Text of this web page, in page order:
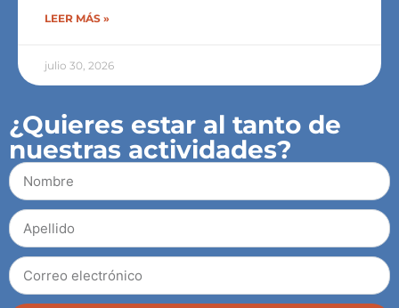
LEER MÁS »
julio 30, 2026
¿Quieres estar al tanto de
nuestras actividades?